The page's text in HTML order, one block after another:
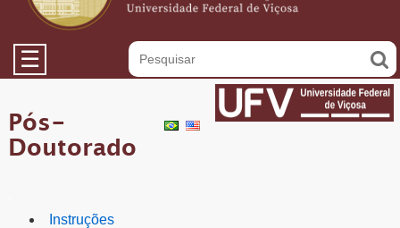
Acesso à informação
Legislação
☰
Pós-
Doutorado
Instruções